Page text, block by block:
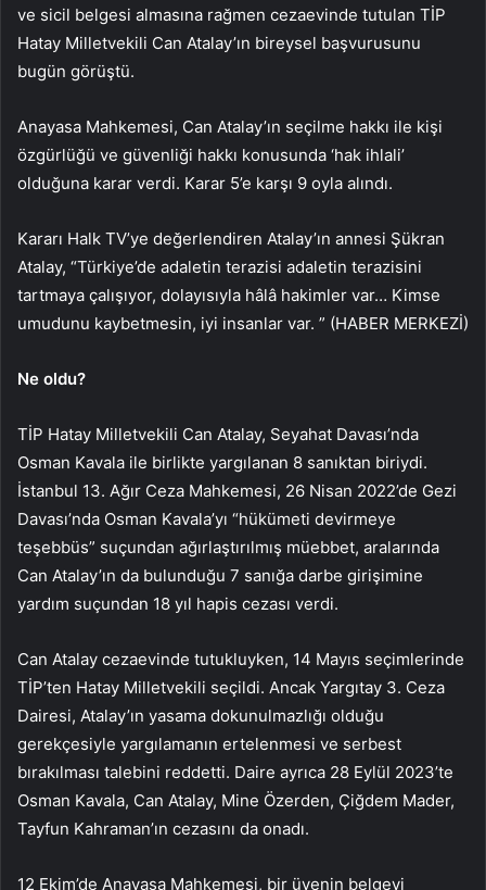
ve sicil belgesi almasına rağmen cezaevinde tutulan TİP
Hatay Milletvekili Can Atalay’ın bireysel başvurusunu
bugün görüştü.
Anayasa Mahkemesi, Can Atalay’ın seçilme hakkı ile kişi
özgürlüğü ve güvenliği hakkı konusunda ‘hak ihlali’
olduğuna karar verdi. Karar 5’e karşı 9 oyla alındı.
Kararı Halk TV’ye değerlendiren Atalay’ın annesi Şükran
Atalay, “Türkiye’de adaletin terazisi adaletin terazisini
tartmaya çalışıyor, dolayısıyla hâlâ hakimler var… Kimse
umudunu kaybetmesin, iyi insanlar var. ” (HABER MERKEZİ)
Ne oldu?
TİP Hatay Milletvekili Can Atalay, Seyahat Davası’nda
Osman Kavala ile birlikte yargılanan 8 sanıktan biriydi.
İstanbul 13. Ağır Ceza Mahkemesi, 26 Nisan 2022’de Gezi
Davası’nda Osman Kavala’yı “hükümeti devirmeye
teşebbüs” suçundan ağırlaştırılmış müebbet, aralarında
Can Atalay’ın da bulunduğu 7 sanığa darbe girişimine
yardım suçundan 18 yıl hapis cezası verdi.
Can Atalay cezaevinde tutukluyken, 14 Mayıs seçimlerinde
TİP’ten Hatay Milletvekili seçildi. Ancak Yargıtay 3. Ceza
Dairesi, Atalay’ın yasama dokunulmazlığı olduğu
gerekçesiyle yargılamanın ertelenmesi ve serbest
bırakılması talebini reddetti. Daire ayrıca 28 Eylül 2023’te
Osman Kavala, Can Atalay, Mine Özerden, Çiğdem Mader,
Tayfun Kahraman’ın cezasını da onadı.
12 Ekim’de Anayasa Mahkemesi, bir üyenin belgeyi